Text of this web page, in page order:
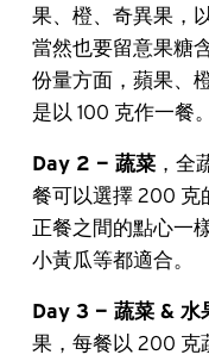
果、橙、奇異果，
當然也要留意果糖
份量方面，蘋果、
是以 100 克作一餐。
Day 2 — 蔬菜，全
餐可以選擇 200 克
正餐之間的點心一
小黃瓜等都適合。
Day 3 — 蔬菜 & 水
果，每餐以 200 克